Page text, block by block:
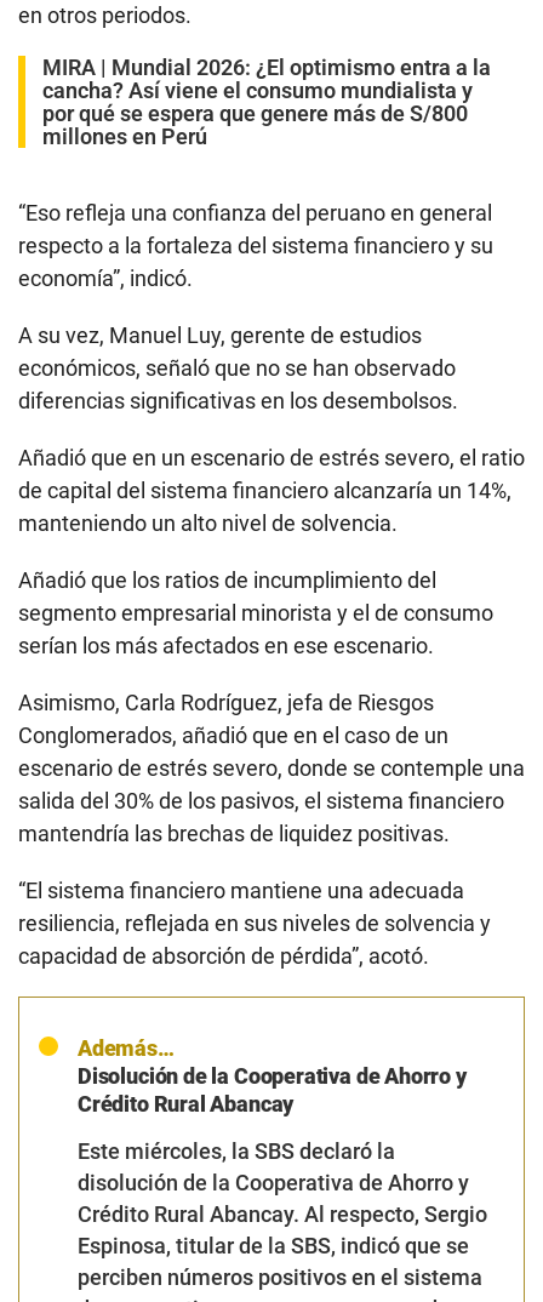
en otros periodos.
MIRA | Mundial 2026: ¿El optimismo entra a la
cancha? Así viene el consumo mundialista y
por qué se espera que genere más de S/800
millones en Perú
“Eso refleja una confianza del peruano en general
respecto a la fortaleza del sistema financiero y su
economía”, indicó.
A su vez, Manuel Luy, gerente de estudios
económicos, señaló que no se han observado
diferencias significativas en los desembolsos.
Añadió que en un escenario de estrés severo, el ratio
de capital del sistema financiero alcanzaría un 14%,
manteniendo un alto nivel de solvencia.
Añadió que los ratios de incumplimiento del
segmento empresarial minorista y el de consumo
serían los más afectados en ese escenario.
Asimismo, Carla Rodríguez, jefa de Riesgos
Conglomerados, añadió que en el caso de un
escenario de estrés severo, donde se contemple una
salida del 30% de los pasivos, el sistema financiero
mantendría las brechas de liquidez positivas.
“El sistema financiero mantiene una adecuada
resiliencia, reflejada en sus niveles de solvencia y
capacidad de absorción de pérdida”, acotó.
Además…
Disolución de la Cooperativa de Ahorro y
Crédito Rural Abancay
Este miércoles, la SBS declaró la
disolución de la Cooperativa de Ahorro y
Crédito Rural Abancay. Al respecto, Sergio
Espinosa, titular de la SBS, indicó que se
perciben números positivos en el sistema